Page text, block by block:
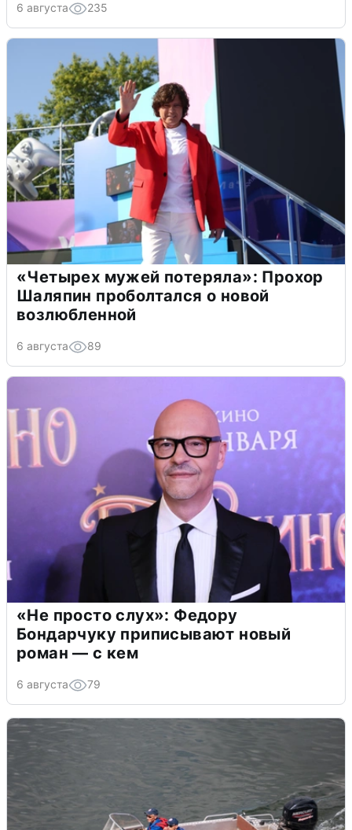
6 августа 235
«Четырех мужей потеряла»: Прохор
Шаляпин проболтался о новой
возлюбленной
6 августа 89
«Не просто слух»: Федору
Бондарчуку приписывают новый
роман — с кем
6 августа 79